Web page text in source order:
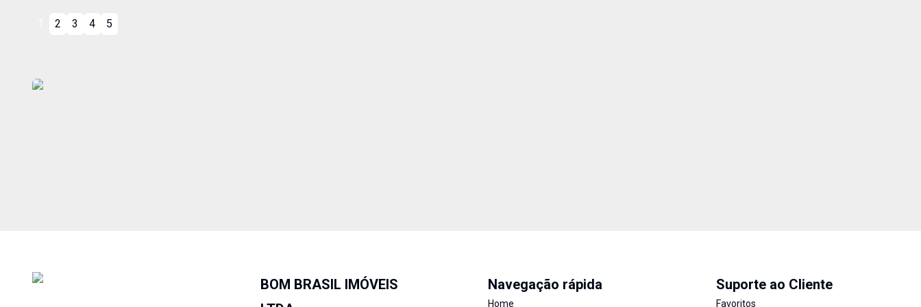
2 3 4 5
BOM BRASIL IMÓVEIS
Navegação rápida
Home
Suporte ao Cliente
Favoritos